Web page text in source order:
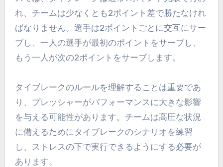
れ、チームは少なくとも2ポイント差で勝たなけれ
ばなりません。選手は2ポイントごとに交互にサー
ブし、一人の選手が最初のポイントをサーブし、
もう一人が次の2ポイントをサーブします。
タイブレークのルールを理解することは重要であ
り、プレッシャーがパフォーマンスに大きな影響
を与える可能性があります。チームは高圧な状況
に備えるためにタイブレークのシナリオを練習
し、ストレスの下で実行できるようにする必要が
あります。